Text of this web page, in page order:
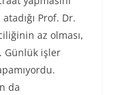
Prof. Dr.
az olması,
Günlük işler
da